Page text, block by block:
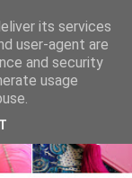
its services
user-agent are
and security
usage